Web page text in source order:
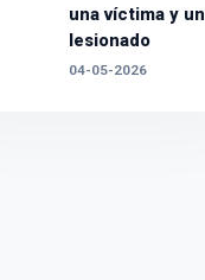
una víctima y un
lesionado
04-05-2026